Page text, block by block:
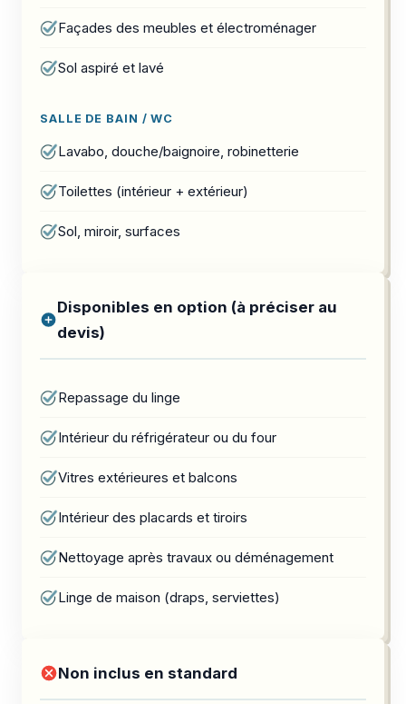
Façades des meubles et électroménager
Sol aspiré et lavé
SALLE DE BAIN / WC
Lavabo, douche/baignoire, robinetterie
Toilettes (intérieur + extérieur)
Sol, miroir, surfaces
Disponibles en option (à préciser au
devis)
Repassage du linge
Intérieur du réfrigérateur ou du four
Vitres extérieures et balcons
Intérieur des placards et tiroirs
Nettoyage après travaux ou déménagement
Linge de maison (draps, serviettes)
Non inclus en standard